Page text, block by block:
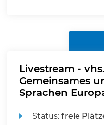
Livestream -
Gemeinsames
Sprachen
Status:freie